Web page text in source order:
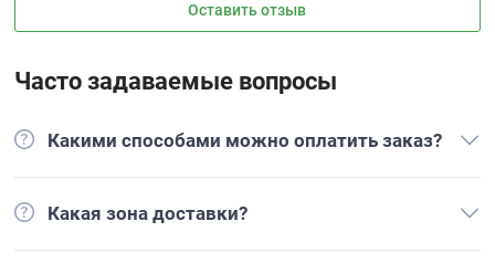
Оставить отзыв
Часто задаваемые вопросы
Какими способами можно оплатить заказ?
Какая зона доставки?